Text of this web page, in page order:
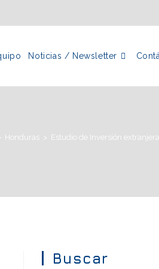
Noticias / Newsletter
Honduras > Estudio de Inversión
Buscar